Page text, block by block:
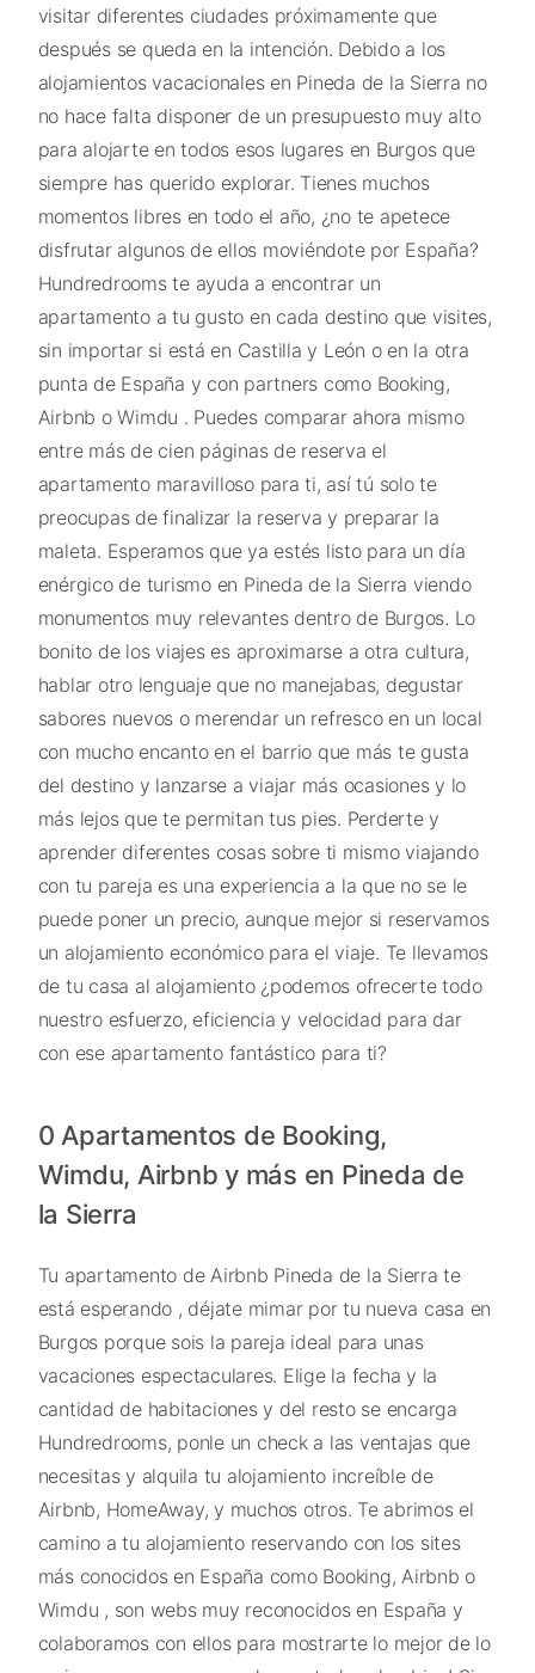
visitar diferentes ciudades próximamente que
después se queda en la intención. Debido a los
alojamientos vacacionales en Pineda de la Sierra no
no hace falta disponer de un presupuesto muy alto
para alojarte en todos esos lugares en Burgos que
siempre has querido explorar. Tienes muchos
momentos libres en todo el año, ¿no te apetece
disfrutar algunos de ellos moviéndote por España?
Hundredrooms te ayuda a encontrar un
apartamento a tu gusto en cada destino que visites,
sin importar si está en Castilla y León o en la otra
punta de España y con partners como Booking,
Airbnb o Wimdu . Puedes comparar ahora mismo
entre más de cien páginas de reserva el
apartamento maravilloso para ti, así tú solo te
preocupas de finalizar la reserva y preparar la
maleta. Esperamos que ya estés listo para un día
enérgico de turismo en Pineda de la Sierra viendo
monumentos muy relevantes dentro de Burgos. Lo
bonito de los viajes es aproximarse a otra cultura,
hablar otro lenguaje que no manejabas, degustar
sabores nuevos o merendar un refresco en un local
con mucho encanto en el barrio que más te gusta
del destino y lanzarse a viajar más ocasiones y lo
más lejos que te permitan tus pies. Perderte y
aprender diferentes cosas sobre ti mismo viajando
con tu pareja es una experiencia a la que no se le
puede poner un precio, aunque mejor si reservamos
un alojamiento económico para el viaje. Te llevamos
de tu casa al alojamiento ¿podemos ofrecerte todo
nuestro esfuerzo, eficiencia y velocidad para dar
con ese apartamento fantástico para ti?
0 Apartamentos de Booking,
Wimdu, Airbnb y más en Pineda de
la Sierra
Tu apartamento de Airbnb Pineda de la Sierra te
está esperando , déjate mimar por tu nueva casa en
Burgos porque sois la pareja ideal para unas
vacaciones espectaculares. Elige la fecha y la
cantidad de habitaciones y del resto se encarga
Hundredrooms, ponle un check a las ventajas que
necesitas y alquila tu alojamiento increíble de
Airbnb, HomeAway, y muchos otros. Te abrimos el
camino a tu alojamiento reservando con los sites
más conocidos en España como Booking, Airbnb o
Wimdu , son webs muy reconocidos en España y
colaboramos con ellos para mostrarte lo mejor de lo